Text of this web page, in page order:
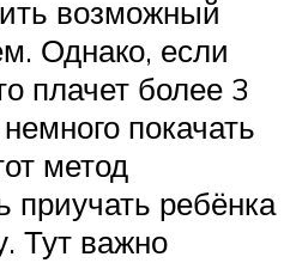
возможный
Однако, если
плачет более 3
покачать
метод
приучать ребёнка
Тут важно